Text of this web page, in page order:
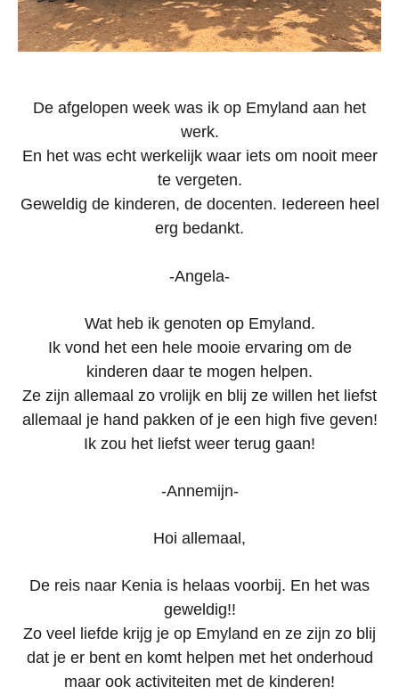
De afgelopen week was ik op Emyland aan het
werk.
En het was echt werkelijk waar iets om nooit meer
te vergeten.
Geweldig de kinderen, de docenten. Iedereen heel
erg bedankt.
-Angela-
Wat heb ik genoten op Emyland.
Ik vond het een hele mooie ervaring om de
kinderen daar te mogen helpen.
Ze zijn allemaal zo vrolijk en blij ze willen het liefst
allemaal je hand pakken of je een high five geven!
Ik zou het liefst weer terug gaan!
-Annemijn-
Hoi allemaal,
De reis naar Kenia is helaas voorbij. En het was
geweldig!!
Zo veel liefde krijg je op Emyland en ze zijn zo blij
dat je er bent en komt helpen met het onderhoud
maar ook activiteiten met de kinderen!